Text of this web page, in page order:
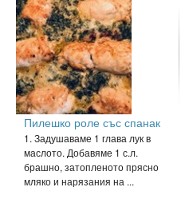
Пилешко роле със спанак
1. Задушаваме 1 глава лук в
маслото. Добавяме 1 с.л.
брашно, затопленото прясно
мляко и нарязания на ...